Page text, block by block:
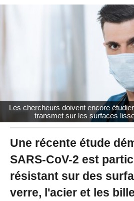
1
:
4
5
-
M
i
s
j
u
Les chercheurs doivent encore
transmet sur les surfaces
Une récente étude
SARS-CoV-2 est
résistant sur des
verre, l'acier et les